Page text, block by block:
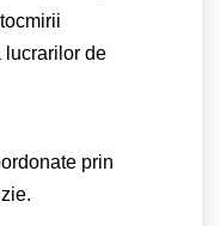
lucrarilor de
prin